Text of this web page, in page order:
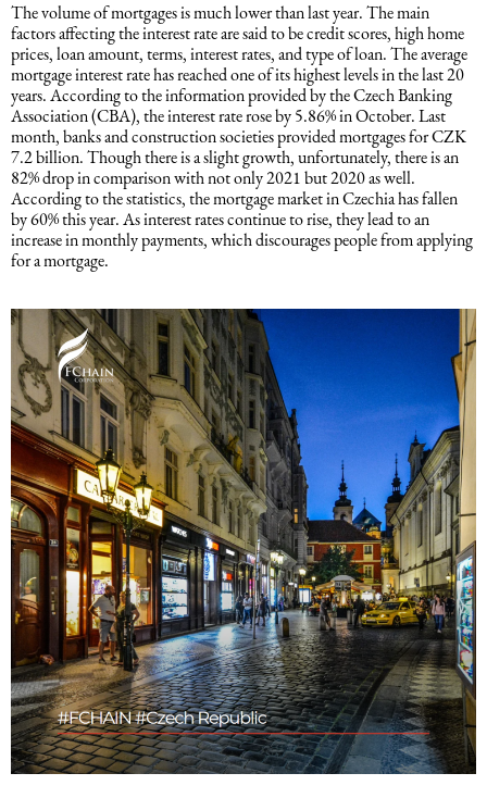
The volume of mortgages is much lower than last year. The main
factors affecting the interest rate are said to be credit scores, high home
prices, loan amount, terms, interest rates, and type of loan. The average
mortgage interest rate has reached one of its highest levels in the last 20
years. According to the information provided by the Czech Banking
Association (CBA), the interest rate rose by 5.86% in October. Last
month, banks and construction societies provided mortgages for CZK
7.2 billion. Though there is a slight growth, unfortunately, there is an
82% drop in comparison with not only 2021 but 2020 as well.
According to the statistics, the mortgage market in Czechia has fallen
by 60% this year. As interest rates continue to rise, they lead to an
increase in monthly payments, which discourages people from applying
for a mortgage.